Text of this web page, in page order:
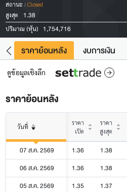
สถานะ : Closed
สูงสุด
1.38
ปริมาณ (หุ้น) 1,754,716
ราคาย้อนหลัง งบการเงิน
ดูข้อมูลเชิงลึก
ราคาย้อนหลัง
วันที่
ราคา
เปิด
ราคา
สูงสุด
07 ส.ค. 2569 1.36 1.38
06 ส.ค. 2569
1.36 1.38
05 ส.ค. 2569
1.35 1.37